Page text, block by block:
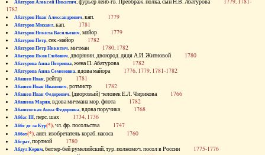
Абатуров Алексей Никитич, фурьер лейб-гв. Преображ. полка, сын Н.В. Абатурова 1779, 1781-
1782
Абатуров Иван Александрович, кап. 1779
Абатуров Михаил, кап. 1781
Абатуров Никита Васильевич, майор 1779
Абатуров Петр, сек.-майор 1782
Абатуров Петр Никитич, мичман 1780, 1782
Абатуров Яков Глебович, дворянин, двоюрод. дядя А.И. Житновой 1780
Абатурова Анна Петровна, жена П. Абатурова 1782
Абатурова Анна Семеновна, вдова майора 1776, 1779, 1781-1782
Абашев Иван, рейтар 1781
Абашев Иван Иванович, ротмистр 1782
Абашев Иван Федорович, [дворовый] человек Е.Л. Чирикова 1766
Абашева Мария, вдова мичмана мор. флота 1782
Абашевская Анна Федоровна, вдова поручика 1768
Аббас III, перс. шах 1734, 1736
Аббе де ла Кур(*), чл. фр. посольства 1747
Аббот(*), англ. изобретатель кораб. насоса 1760
Абграт, портной 1780
Абдул Керим, беглер-бей румелийский, тур. полномоч. посол в России 1775-1776